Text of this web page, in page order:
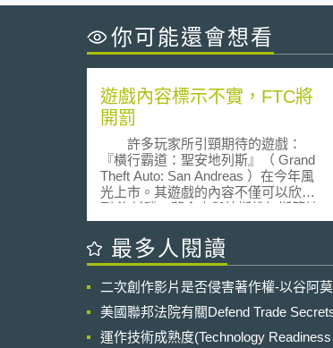
你可能還會想看
遊戲內容標示不實，FTC將
開罰
許多玩家所引頸期待的遊戲：
『橫行霸道：聖安地列斯』（ Grand
Theft Auto: San Andreas ）在今年風
光上市。其遊戲的內容不僅可以欣賞
到 洛杉磯、舊金山與拉斯維加斯等地
維妙維肖的城市風景外，更可以滿足
玩家瘋狂的想像，如：殺人放火、參
與幫派火拼等。但也由於遊戲內容充
據美國分級制度 Entertainment
Software Rating Board （ ESRB ）的
分類，本遊戲應該是屬於「只限成人
（ AO, Adults Only ）」，不過本遊
最多人閱讀
二次創作影片是否侵害著作權-以谷阿
美國聯邦法院有關Defend Trade
運作技術成熟度(Technology